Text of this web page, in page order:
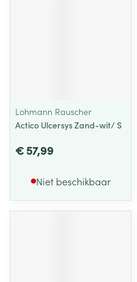
Lohmann Rauscher
Actico Ulcersys Zand-wit/ S
€ 57,99
Niet beschikbaar